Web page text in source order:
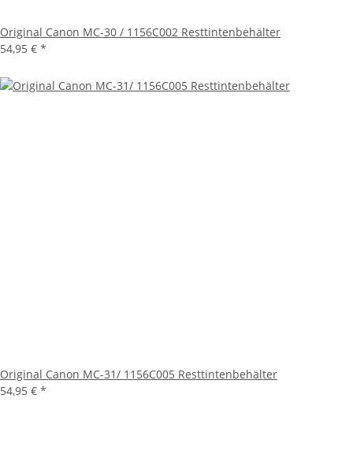
Original Canon MC-30 / 1156C002 Resttintenbehälter
54,95 € *
Original Canon MC-31/ 1156C005 Resttintenbehälter
54,95 € *